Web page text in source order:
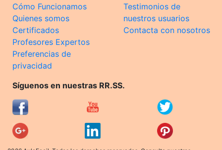
Cómo Funcionamos
Quienes somos
Certificados
Profesores Expertos
Preferencias de
privacidad
Testimonios de
nuestros usuarios
Contacta con nosotros
Síguenos en nuestras RR.SS.